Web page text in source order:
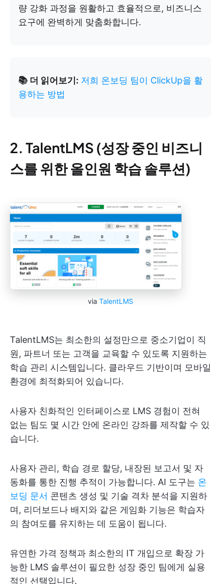
량 강화 과정을 원활하고 효율적으로, 비즈니스
요구에 완벽하게 맞춤화합니다.
📚 더 읽어보기: 저희 온보딩 팀이 ClickUp을 활
용하는 방법
2. TalentLMS (성장 중인 비즈니
스를 위한 올인원 학습 솔루션)
via TalentLMS
TalentLMS는 최소한의 설정만으로 중소기업이 직
원, 파트너 또는 고객을 교육할 수 있도록 지원하는
학습 관리 시스템입니다. 클라우드 기반이며 모바일
환경에 최적화되어 있습니다.
사용자 친화적인 인터페이스로 LMS 경험이 전혀
없는 팀도 몇 시간 안에 온라인 강좌를 제작할 수 있
습니다.
사용자 관리, 학습 경로 할당, 내장된 보고서 및 자
동화를 통한 진행 추적이 가능합니다. AI 도구는 온
보딩 문서 콘텐츠 생성 및 기술 격차 분석을 지원하
며, 리더보드나 배지와 같은 게임화 기능은 학습자
의 참여도를 유지하는 데 도움이 됩니다.
유연한 가격 정책과 최소한의 IT 개입으로 확장 가
능한 LMS 솔루션이 필요한 성장 중인 팀에게 실용
적인 선택입니다.